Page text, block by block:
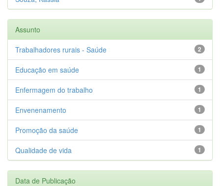
Assunto
2
Trabalhadores rurais - Saúde
1
Educação em saúde
1
Enfermagem do trabalho
1
Envenenamento
1
Promoção da saúde
1
Qualidade de vida
Data de Publicação